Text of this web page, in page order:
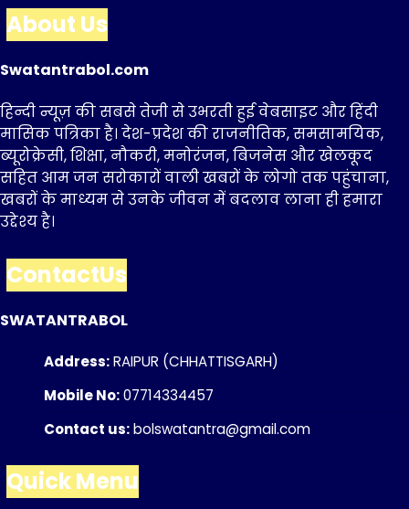
About Us
Swatantrabol.com
हिन्दी न्यूज़ की सबसे तेजी से उभरती हुई वेबसाइट और हिंदी
मासिक पत्रिका है। देश-प्रदेश की राजनीतिक, समसामयिक,
ब्यूरोक्रेसी, शिक्षा, नौकरी, मनोरंजन, बिजनेस और खेलकूद
सहित आम जन सरोकारों वाली खबरों के लोगो तक पहुंचाना,
खबरों के माध्यम से उनके जीवन में बदलाव लाना ही हमारा
उद्देश्य है।
ContactUs
SWATANTRABOL
Address:RAIPUR (CHHATTISGARH)
Mobile No:07714334457
Contact us:bolswatantra@gmail.com
Quick Menu